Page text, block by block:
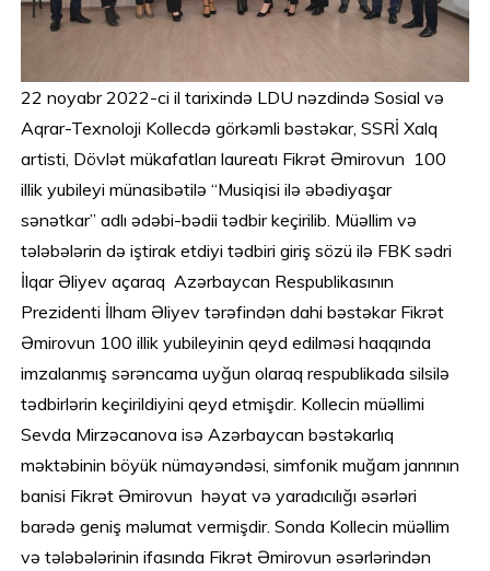
22 noyabr 2022-ci il tarixində LDU nəzdində Sosial və
Aqrar-Texnoloji Kollecdə görkəmli bəstəkar, SSRİ Xalq
artisti, Dövlət mükafatları laureatı Fikrət Əmirovun 100
illik yubileyi münasibətilə “Musiqisi ilə əbədiyaşar
sənətkar” adlı ədəbi-bədii tədbir keçirilib. Müəllim və
tələbələrin də iştirak etdiyi tədbiri giriş sözü ilə FBK sədri
İlqar Əliyev açaraq Azərbaycan Respublikasının
Prezidenti İlham Əliyev tərəfindən dahi bəstəkar Fikrət
Əmirovun 100 illik yubileyinin qeyd edilməsi haqqında
imzalanmış sərəncama uyğun olaraq respublikada silsilə
tədbirlərin keçirildiyini qeyd etmişdir. Kollecin müəllimi
Sevda Mirzəcanova isə Azərbaycan bəstəkarlıq
məktəbinin böyük nümayəndəsi, simfonik muğam janrının
banisi Fikrət Əmirovun həyat və yaradıcılığı əsərləri
barədə geniş məlumat vermişdir. Sonda Kollecin müəllim
və tələbələrinin ifasında Fikrət Əmirovun əsərlərindən